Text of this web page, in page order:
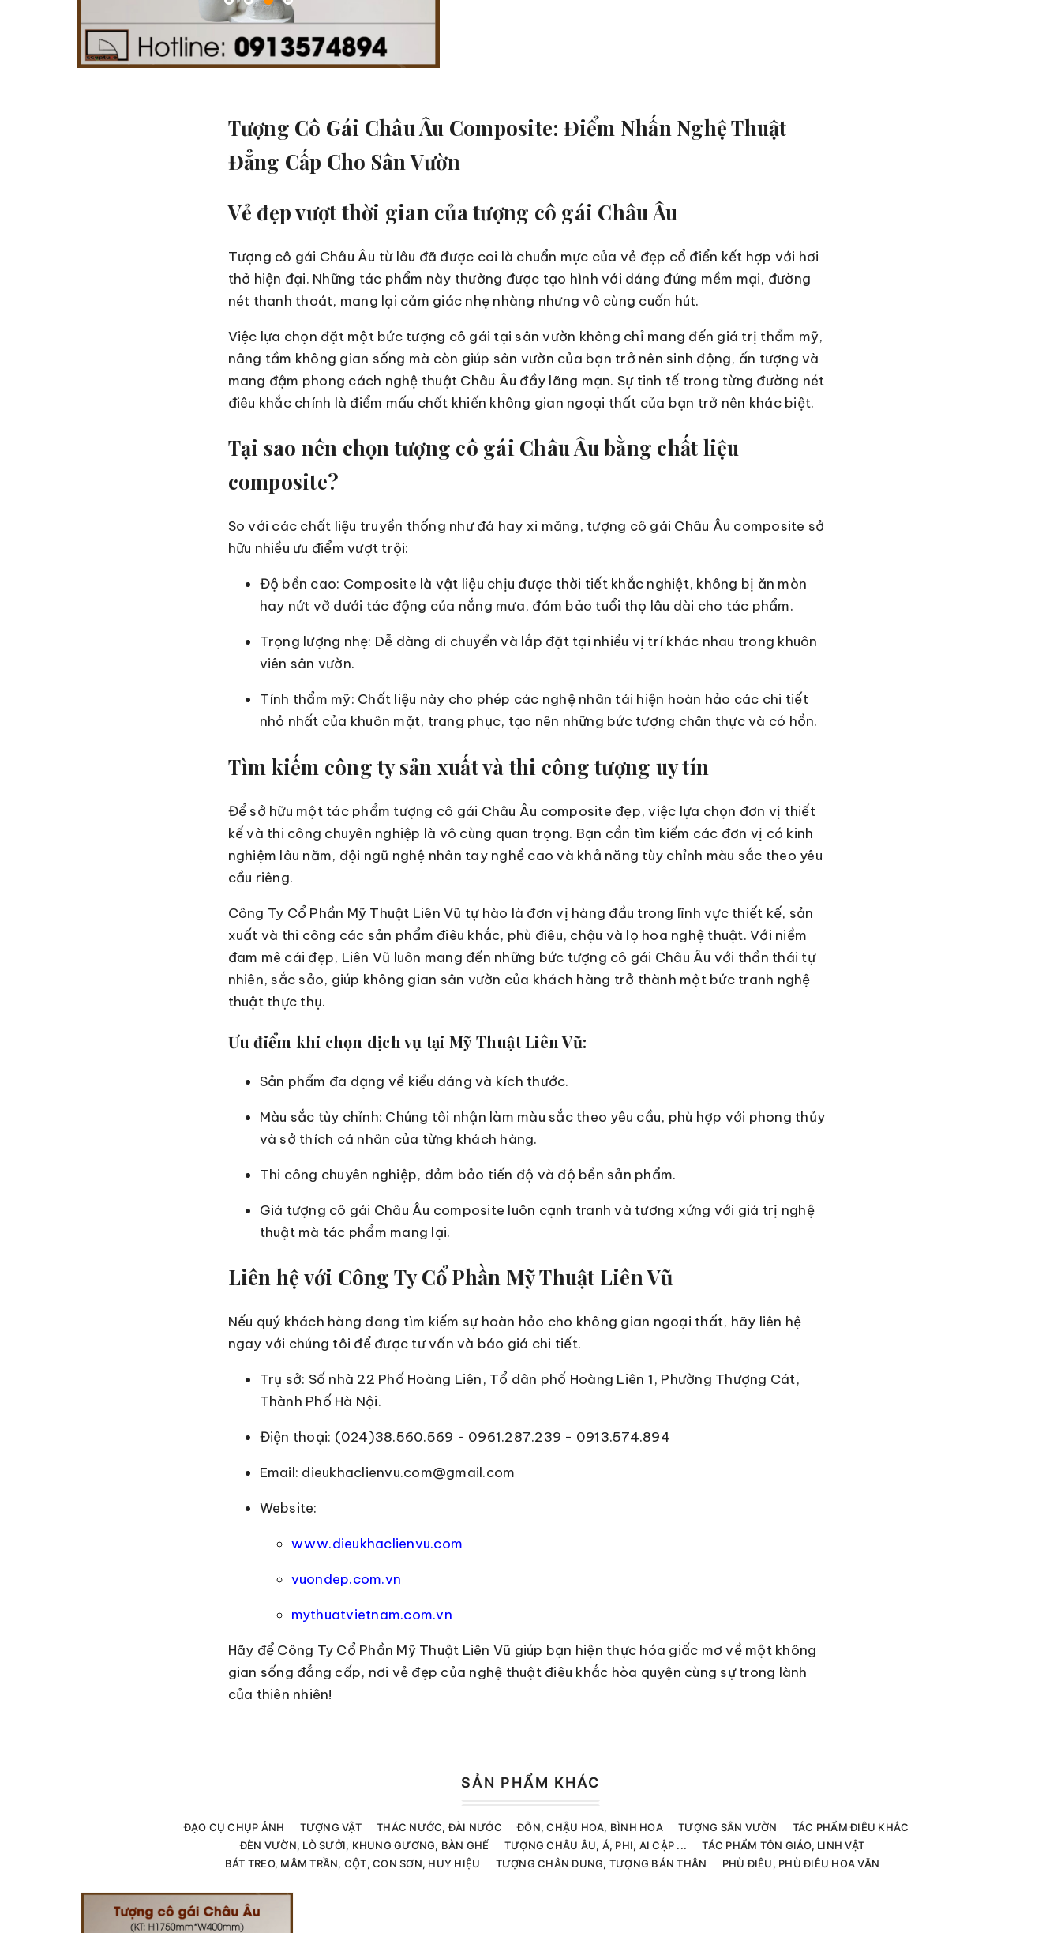
Tượng Cô Gái Châu Âu Composite: Điểm Nhấn Nghệ Thuật
Đẳng Cấp Cho Sân Vườn
Vẻ đẹp vượt thời gian của tượng cô gái Châu Âu
Tượng cô gái Châu Âu từ lâu đã được coi là chuẩn mực của vẻ đẹp cổ điển kết hợp với hơi
thở hiện đại. Những tác phẩm này thường được tạo hình với dáng đứng mềm mại, đường
nét thanh thoát, mang lại cảm giác nhẹ nhàng nhưng vô cùng cuốn hút.
Việc lựa chọn đặt một bức tượng cô gái tại sân vườn không chỉ mang đến giá trị thẩm mỹ,
nâng tầm không gian sống mà còn giúp sân vườn của bạn trở nên sinh động, ấn tượng và
mang đậm phong cách nghệ thuật Châu Âu đầy lãng mạn. Sự tinh tế trong từng đường nét
điêu khắc chính là điểm mấu chốt khiến không gian ngoại thất của bạn trở nên khác biệt.
Tại sao nên chọn tượng cô gái Châu Âu bằng chất liệu
composite?
So với các chất liệu truyền thống như đá hay xi măng, tượng cô gái Châu Âu composite sở
hữu nhiều ưu điểm vượt trội:
Độ bền cao: Composite là vật liệu chịu được thời tiết khắc nghiệt, không bị ăn mòn
hay nứt vỡ dưới tác động của nắng mưa, đảm bảo tuổi thọ lâu dài cho tác phẩm.
Trọng lượng nhẹ: Dễ dàng di chuyển và lắp đặt tại nhiều vị trí khác nhau trong khuôn
viên sân vườn.
Tính thẩm mỹ: Chất liệu này cho phép các nghệ nhân tái hiện hoàn hảo các chi tiết
nhỏ nhất của khuôn mặt, trang phục, tạo nên những bức tượng chân thực và có hồn.
Tìm kiếm công ty sản xuất và thi công tượng uy tín
Để sở hữu một tác phẩm tượng cô gái Châu Âu composite đẹp, việc lựa chọn đơn vị thiết
kế và thi công chuyên nghiệp là vô cùng quan trọng. Bạn cần tìm kiếm các đơn vị có kinh
nghiệm lâu năm, đội ngũ nghệ nhân tay nghề cao và khả năng tùy chỉnh màu sắc theo yêu
cầu riêng.
Công Ty Cổ Phần Mỹ Thuật Liên Vũ tự hào là đơn vị hàng đầu trong lĩnh vực thiết kế, sản
xuất và thi công các sản phẩm điêu khắc, phù điêu, chậu và lọ hoa nghệ thuật. Với niềm
đam mê cái đẹp, Liên Vũ luôn mang đến những bức tượng cô gái Châu Âu với thần thái tự
nhiên, sắc sảo, giúp không gian sân vườn của khách hàng trở thành một bức tranh nghệ
thuật thực thụ.
Ưu điểm khi chọn dịch vụ tại Mỹ Thuật Liên Vũ:
Sản phẩm đa dạng về kiểu dáng và kích thước.
Màu sắc tùy chỉnh: Chúng tôi nhận làm màu sắc theo yêu cầu, phù hợp với phong thủy
và sở thích cá nhân của từng khách hàng.
Thi công chuyên nghiệp, đảm bảo tiến độ và độ bền sản phẩm.
Giá tượng cô gái Châu Âu composite luôn cạnh tranh và tương xứng với giá trị nghệ
thuật mà tác phẩm mang lại.
Liên hệ với Công Ty Cổ Phần Mỹ Thuật Liên Vũ
Nếu quý khách hàng đang tìm kiếm sự hoàn hảo cho không gian ngoại thất, hãy liên hệ
ngay với chúng tôi để được tư vấn và báo giá chi tiết.
Trụ sở: Số nhà 22 Phố Hoàng Liên, Tổ dân phố Hoàng Liên 1, Phường Thượng Cát,
Thành Phố Hà Nội.
Điện thoại: (024)38.560.569 - 0961.287.239 - 0913.574.894
Email: dieukhaclienvu.com@gmail.com
Website:
www.dieukhaclienvu.com
vuondep.com.vn
mythuatvietnam.com.vn
Hãy để Công Ty Cổ Phần Mỹ Thuật Liên Vũ giúp bạn hiện thực hóa giấc mơ về một không
gian sống đẳng cấp, nơi vẻ đẹp của nghệ thuật điêu khắc hòa quyện cùng sự trong lành
của thiên nhiên!
SẢN PHẨM KHÁC
ĐẠO CỤ CHỤP ẢNH TƯỢNG VẬT THÁC NƯỚC, ĐÀI NƯỚC ĐÔN, CHẬU HOA, BÌNH HOA TƯỢNG SÂN VƯỜN
TÁC PHẨM ĐIÊU KHẮC
ĐÈN VƯỜN, LÒ SƯỞI, KHUNG GƯƠNG, BÀN GHẾ
TƯỢNG CHÂU ÂU, Á, PHI, AI CẬP ...
TÁC PHẨM TÔN GIÁO, LINH VẬT
BÁT TREO, MÂM TRẦN, CỘT, CON SƠN, HUY HIỆU
TƯỢNG CHÂN DUNG, TƯỢNG BÁN THÂN PHÙ ĐIÊU, PHÙ ĐIÊU HOA VĂN